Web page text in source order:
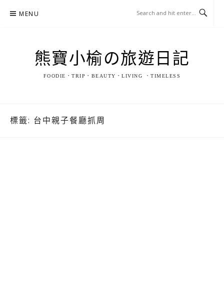
MENU
熊寶小榆の旅遊日記
FOODIE．TRIP．BEAUTY．LIVING ．TIMELESS
標籤: 台中親子餐廳抓周